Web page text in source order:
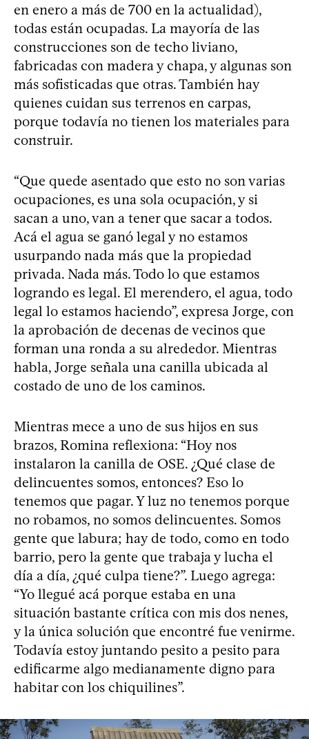
en enero a más de 700 en la actualidad),
todas están ocupadas. La mayoría de las
construcciones son de techo liviano,
fabricadas con madera y chapa, y algunas son
más sofisticadas que otras. También hay
quienes cuidan sus terrenos en carpas,
porque todavía no tienen los materiales para
construir.
“Que quede asentado que esto no son varias
ocupaciones, es una sola ocupación, y si
sacan a uno, van a tener que sacar a todos.
Acá el agua se ganó legal y no estamos
usurpando nada más que la propiedad
privada. Nada más. Todo lo que estamos
logrando es legal. El merendero, el agua, todo
legal lo estamos haciendo”, expresa Jorge, con
la aprobación de decenas de vecinos que
forman una ronda a su alrededor. Mientras
habla, Jorge señala una canilla ubicada al
costado de uno de los caminos.
Mientras mece a uno de sus hijos en sus
brazos, Romina reflexiona: “Hoy nos
instalaron la canilla de OSE. ¿Qué clase de
delincuentes somos, entonces? Eso lo
tenemos que pagar. Y luz no tenemos porque
no robamos, no somos delincuentes. Somos
gente que labura; hay de todo, como en todo
barrio, pero la gente que trabaja y lucha el
día a día, ¿qué culpa tiene?”. Luego agrega:
“Yo llegué acá porque estaba en una
situación bastante crítica con mis dos nenes,
y la única solución que encontré fue venirme.
Todavía estoy juntando pesito a pesito para
edificarme algo medianamente digno para
habitar con los chiquilines”.